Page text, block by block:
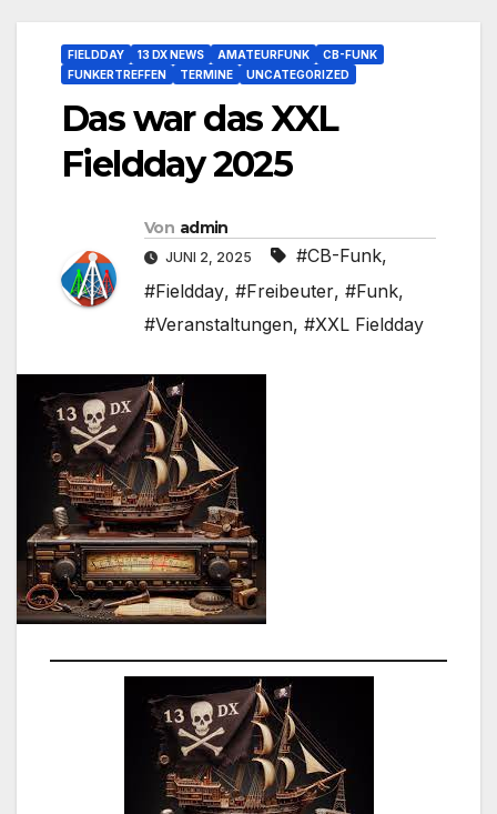
FIELDDAY 13 DX NEWS AMATEURFUNK
CB-FUNK
FUNKERTREFFEN
TERMINE UNCATEGORIZED
Das war das XXL
Fieldday 2025
Von admin
JUNI 2, 2025 #CB-Funk,
#Fieldday, #Freibeuter, #Funk,
#Veranstaltungen, #XXL Fieldday